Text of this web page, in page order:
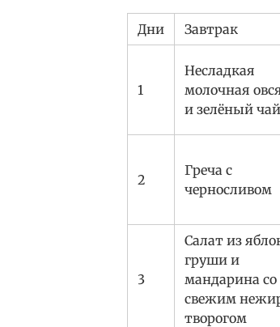
Дни Завтрак
1
Несладкая
молочная
и зелёный чай
2
Греча с
черносливом
3
Салат из
груши и
мандарина со
свежим
творогом